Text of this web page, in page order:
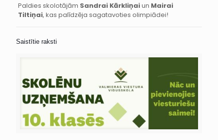
Paldies skolotājām Sandrai Kārkliņaiun Mairai
Tiltiņai, kas palīdzēja sagatavoties olimpiādei!
Saistītie raksti